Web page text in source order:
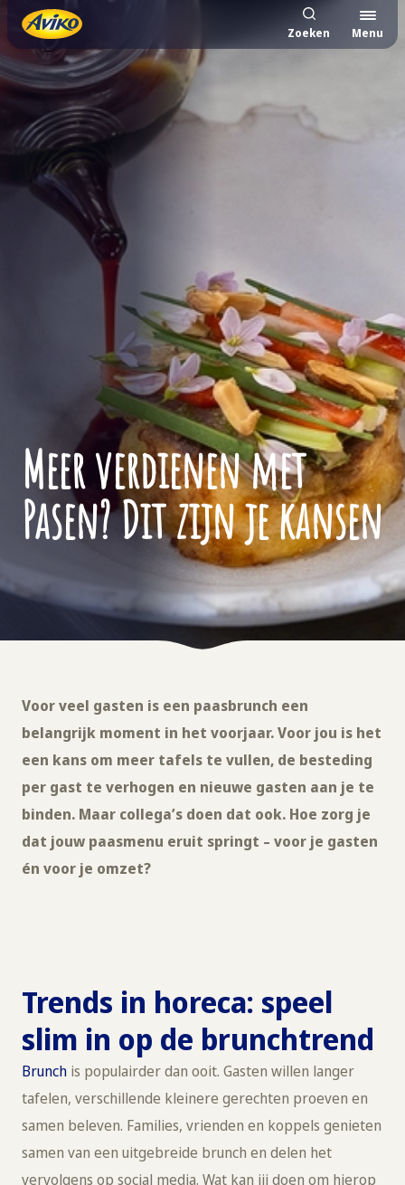
Zoeken Menu
Meer verdienen met
Pasen? Dit zijn je kansen
Voor veel gasten is een paasbrunch een
belangrijk moment in het voorjaar. Voor jou is het
een kans om meer tafels te vullen, de besteding
per gast te verhogen en nieuwe gasten aan je te
binden. Maar collega’s doen dat ook. Hoe zorg je
dat jouw paasmenu eruit springt – voor je gasten
én voor je omzet?
Trends in horeca: speel
slim in op de brunchtrend
Brunch is populairder dan ooit. Gasten willen langer
tafelen, verschillende kleinere gerechten proeven en
samen beleven. Families, vrienden en koppels genieten
samen van een uitgebreide brunch en delen het
vervolgens op social media. Wat kan jij doen om hierop